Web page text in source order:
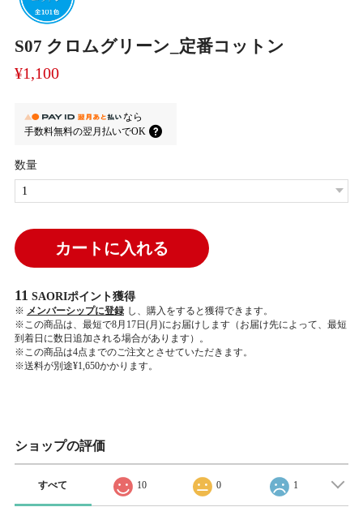
S07 クロムグリーン_定番コットン
¥1,100
なら
手数料無料の翌月払いでOK
数量
カートに入れる
11 SAORIポイント獲得
※ メンバーシップに登録 し、購入をすると獲得できます。
※この商品は、最短で8月17日(月)にお届けします（お届け先によって、最短
到着日に数日追加される場合があります）。
※この商品は4点までのご注文とさせていただきます。
※送料が別途¥1,650かかります。
ショップの評価
すべて 10 0 1